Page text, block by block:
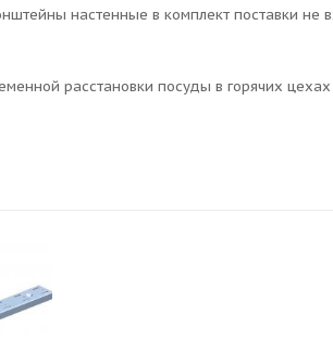
настенные в комплект поставки не
расстановки посуды в горячих